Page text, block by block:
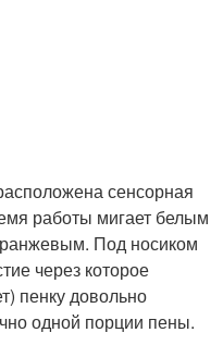
сенсорная
работы мигает белым
Под носиком
через которое
пенку довольно
одной порции пены.